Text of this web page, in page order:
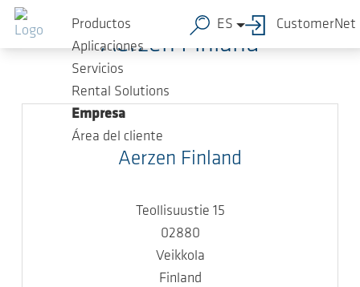
Saltar al contenido principal
Productos
Aplicaciones
Servicios
Rental Solutions
Empresa
Área del cliente
ES CustomerNet
Aerzen Finland
Aerzen Finland
Teollisuustie 15
02880
Veikkola
Finland